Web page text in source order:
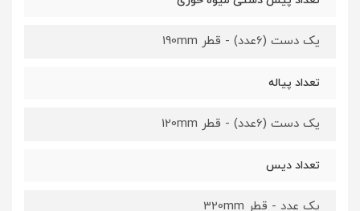
یک دست (6عدد) - قطر 190mm
تعداد پیاله
یک دست (6عدد) - قطر 120mm
تعداد دیس
یک عدد - قطر 320mm